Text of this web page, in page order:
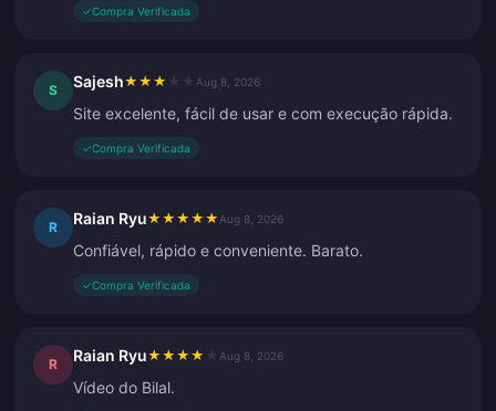
✓Compra Verificada
S Sajesh★ ★ ★ Aug 8, 2026
Site excelente, fácil de usar e com execução rápida.
✓Compra Verificada
R Raian Ryu★ ★ ★ ★ ★ Aug 8, 2026
Confiável, rápido e conveniente. Barato.
✓Compra Verificada
R Raian Ryu★ ★ ★ ★ Aug 8, 2026
Vídeo do Bilal.